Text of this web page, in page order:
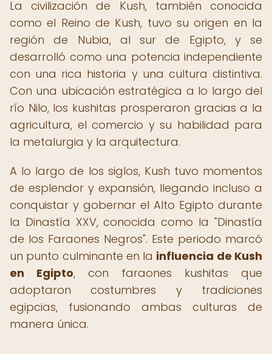
La civilización de Kush, también conocida
como el Reino de Kush, tuvo su origen en la
región de Nubia, al sur de Egipto, y se
desarrolló como una potencia independiente
con una rica historia y una cultura distintiva.
Con una ubicación estratégica a lo largo del
río Nilo, los kushitas prosperaron gracias a la
agricultura, el comercio y su habilidad para
la metalurgia y la arquitectura.
A lo largo de los siglos, Kush tuvo momentos
de esplendor y expansión, llegando incluso a
conquistar y gobernar el Alto Egipto durante
la Dinastía XXV, conocida como la "Dinastía
de los Faraones Negros". Este periodo marcó
un punto culminante en la influencia de Kush
en Egipto, con faraones kushitas que
adoptaron costumbres y tradiciones
egipcias, fusionando ambas culturas de
manera única.